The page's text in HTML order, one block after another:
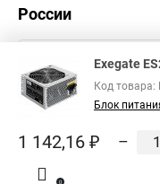
России
Exegate
Код товара:
Блок
1 142,16 ₽ –
0